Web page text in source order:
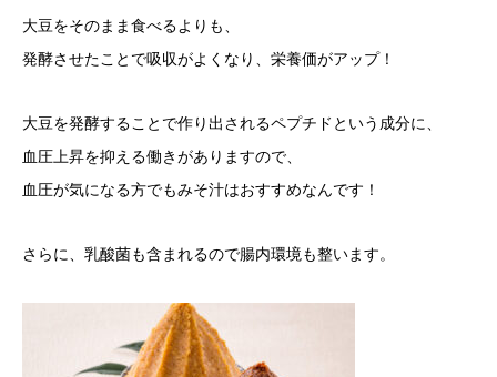
大豆をそのまま食べるよりも、
発酵させたことで吸収がよくなり、栄養価がアップ！
大豆を発酵することで作り出されるペプチドという成分に、
血圧上昇を抑える働きがありますので、
血圧が気になる方でもみそ汁はおすすめなんです！
さらに、乳酸菌も含まれるので腸内環境も整います。